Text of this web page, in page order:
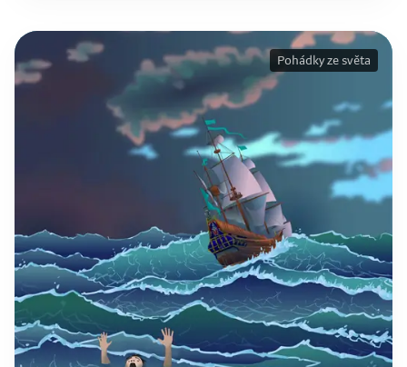
Pohádky ze světa